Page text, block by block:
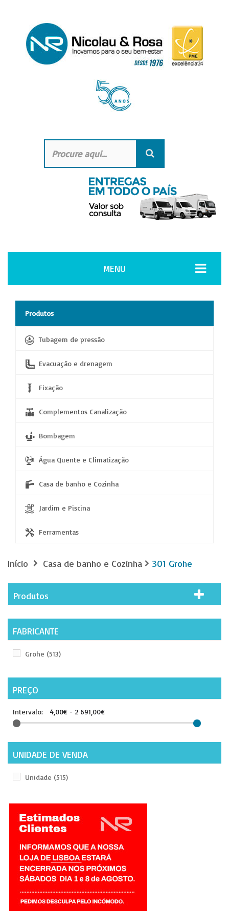
MENU
Produtos
Tubagem de pressão
Evacuação e drenagem
Fixação
Complementos Canalização
Bombagem
Água Quente e Climatização
Casa de banho e Cozinha
Jardim e Piscina
Ferramentas
Início Casa de banho e Cozinha 301 Grohe
Produtos
FABRICANTE
Grohe (513)
PREÇO
Intervalo: 4,00€ - 2 691,00€
UNIDADE DE VENDA
Unidade (515)